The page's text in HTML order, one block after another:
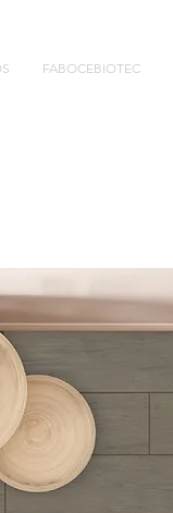
FABOCEBIOTEC